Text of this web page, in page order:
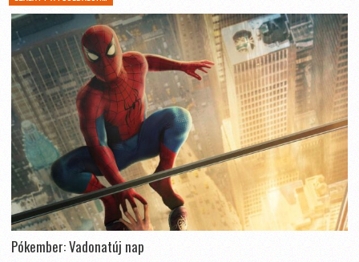
Pókember: Vadonatúj nap